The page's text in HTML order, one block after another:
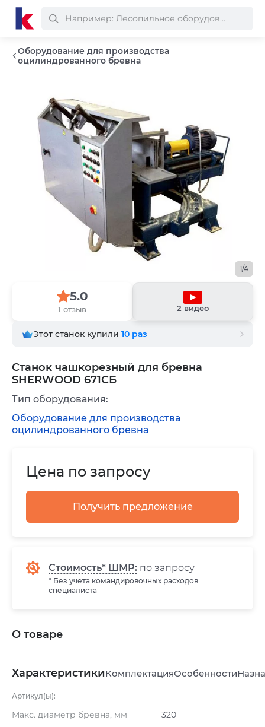
Оборудование для производства
оцилиндрованного бревна
Станок чашкорезный для бревна
SHERWOOD 671СБ
1/4
5.0
1 отзыв 2 видео
Этот станок купили 10 раз
Цена по запросу
Получить предложение
Стоимость* ШМР: по запросу
* Без учета командировочных расходов
специалиста
Тип оборудования:
Оборудование для производства
оцилиндрованного бревна
О товаре
ХарактеристикиКомплектацияОсобенности
Артикул(ы):
Макс. диаметр бревна, мм
320